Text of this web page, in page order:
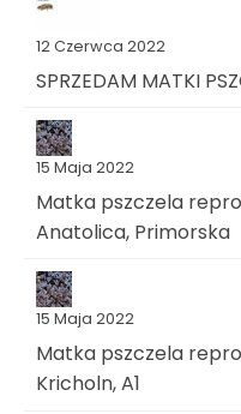
12 Czerwca 2022
SPRZEDAM MATKI
15 Maja 2022
Matka pszczela
Anatolica, Primorska
15 Maja 2022
Matka pszczela
Kricholn, A1